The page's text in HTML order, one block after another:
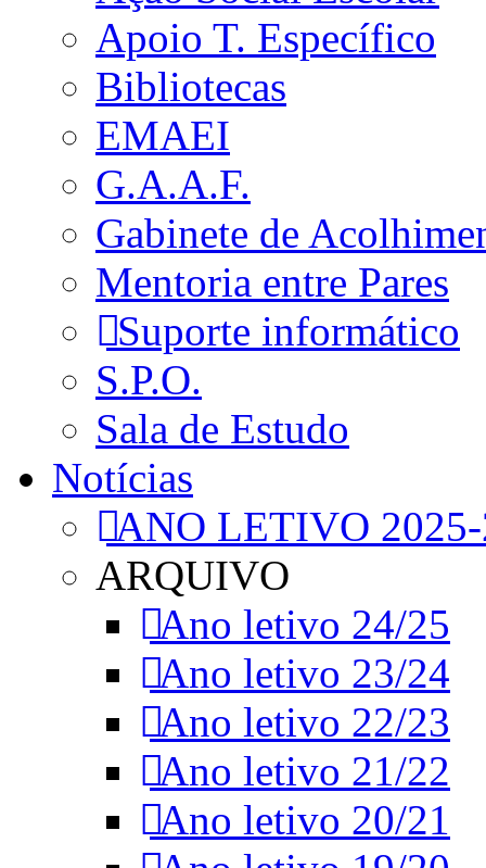
Apoio T. Específico
Bibliotecas
EMAEI
G.A.A.F.
Gabinete de
Mentoria entre Pares
Suporte informático
S.P.O.
Sala de Estudo
Notícias
ANO LETIVO
ARQUIVO
Ano letivo 24/25
Ano letivo 23/24
Ano letivo 22/23
Ano letivo 21/22
Ano letivo 20/21